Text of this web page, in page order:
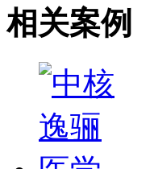
相关案例